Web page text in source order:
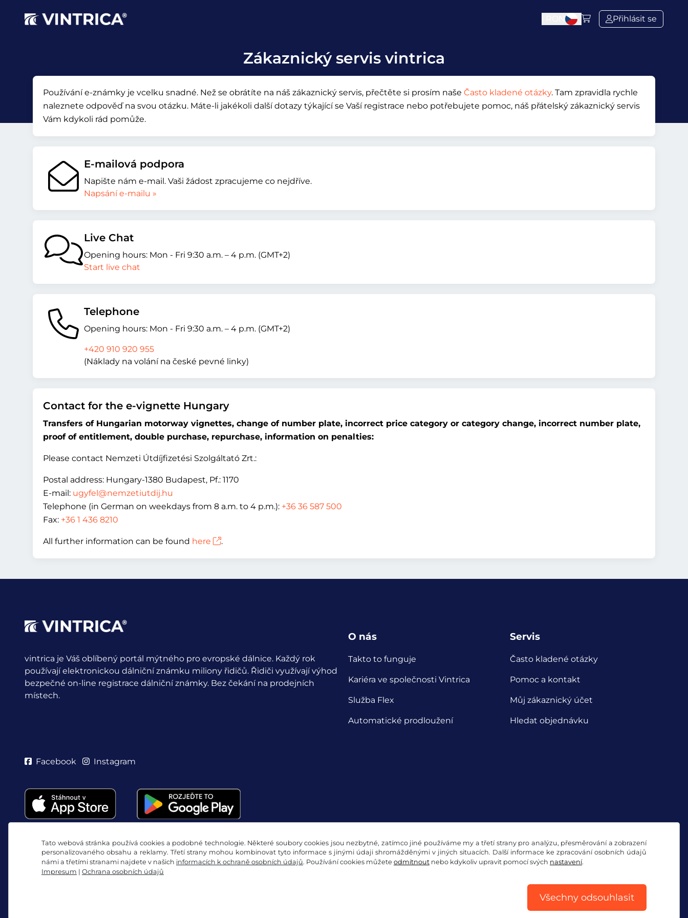
Tato webová stránka používá cookies a podobné technologie. Některé soubory cookies jsou nezbytné, zatímco jiné používáme my a třetí strany pro analýzu, přesměrování a zobrazení
personalizovaného obsahu a reklamy. Třetí strany mohou kombinovat tyto informace s jinými údaji shromážděnými v jiných situacích. Další informace ke zpracování osobních údajů
námi a třetími stranami najdete v našich informacích k ochraně osobních údajů. Používání cookies můžete odmítnout nebo kdykoliv upravit pomocí svých nastavení.
Impresum | Ochrana osobních údajů
Všechny odsouhlasit
Přihlásit se
Zákaznický servis vintrica
Používání e-známky je vcelku snadné. Než se obrátíte na náš zákaznický servis, přečtěte si prosím naše Často kladené otázky. Tam zpravidla rychle
naleznete odpověď na svou otázku. Máte-li jakékoli další dotazy týkající se Vaší registrace nebo potřebujete pomoc, náš přátelský zákaznický servis
Vám kdykoli rád pomůže.
E-mailová podpora
Napište nám e-mail. Vaši žádost zpracujeme co nejdříve.
Napsání e-mailu »
Live Chat
Opening hours: Mon - Fri 9:30 a.m. – 4 p.m. (GMT+2)
Start live chat
Telephone
Opening hours: Mon - Fri 9:30 a.m. – 4 p.m. (GMT+2)
+420 910 920 955
(Náklady na volání na české pevné linky)
Contact for the e-vignette Hungary
Transfers of Hungarian motorway vignettes, change of number plate, incorrect price category or category change, incorrect number plate,
proof of entitlement, double purchase, repurchase, information on penalties:
Please contact Nemzeti Útdíjfizetési Szolgáltató Zrt.:
Postal address: Hungary-1380 Budapest, Pf.: 1170
E-mail: ugyfel@nemzetiutdij.hu
Telephone (in German on weekdays from 8 a.m. to 4 p.m.): +36 36 587 500
Fax: +36 1 436 8210
All further information can be found here .
vintrica je Váš oblíbený portál mýtného pro evropské dálnice. Každý rok
používají elektronickou dálniční známku miliony řidičů. Řidiči využívají výhod
bezpečné on-line registrace dálniční známky. Bez čekání na prodejních
místech.
O nás
Takto to funguje
Kariéra ve společnosti Vintrica
Služba Flex
Automatické prodloužení
Servis
Často kladené otázky
Pomoc a kontakt
Můj zákaznický účet
Hledat objednávku
Facebook Instagram
Impresum